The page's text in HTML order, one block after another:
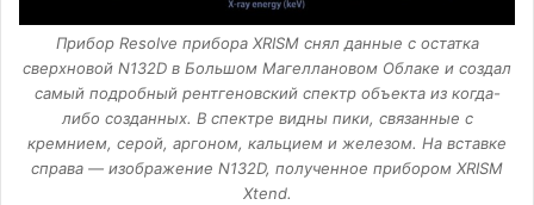
Прибор Resolve прибора XRISM снял данные с остатка
сверхновой N132D в Большом Магеллановом Облаке и создал
самый подробный рентгеновский спектр объекта из когда-
либо созданных. В спектре видны пики, связанные с
кремнием, серой, аргоном, кальцием и железом. На вставке
справа — изображение N132D, полученное прибором XRISM
Xtend.